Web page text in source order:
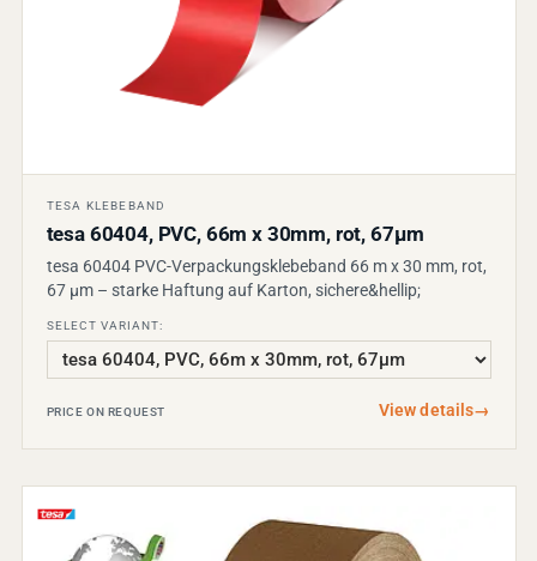
TESA KLEBEBAND
tesa 60404, PVC, 66m x 30mm, rot, 67µm
tesa 60404 PVC-Verpackungsklebeband 66 m x 30 mm, rot,
67 µm – starke Haftung auf Karton, sichere&hellip;
SELECT VARIANT:
PRICE ON REQUEST View details→